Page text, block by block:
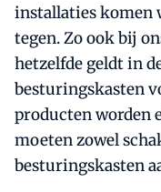
installaties komen
tegen. Zo ook bij
hetzelfde geldt in
besturingskasten
producten worden
moeten zowel
besturingskasten